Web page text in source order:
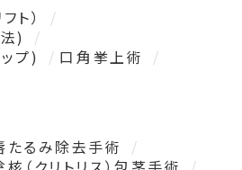
ト）
)
プ)
口角挙上術
たるみ除去手術